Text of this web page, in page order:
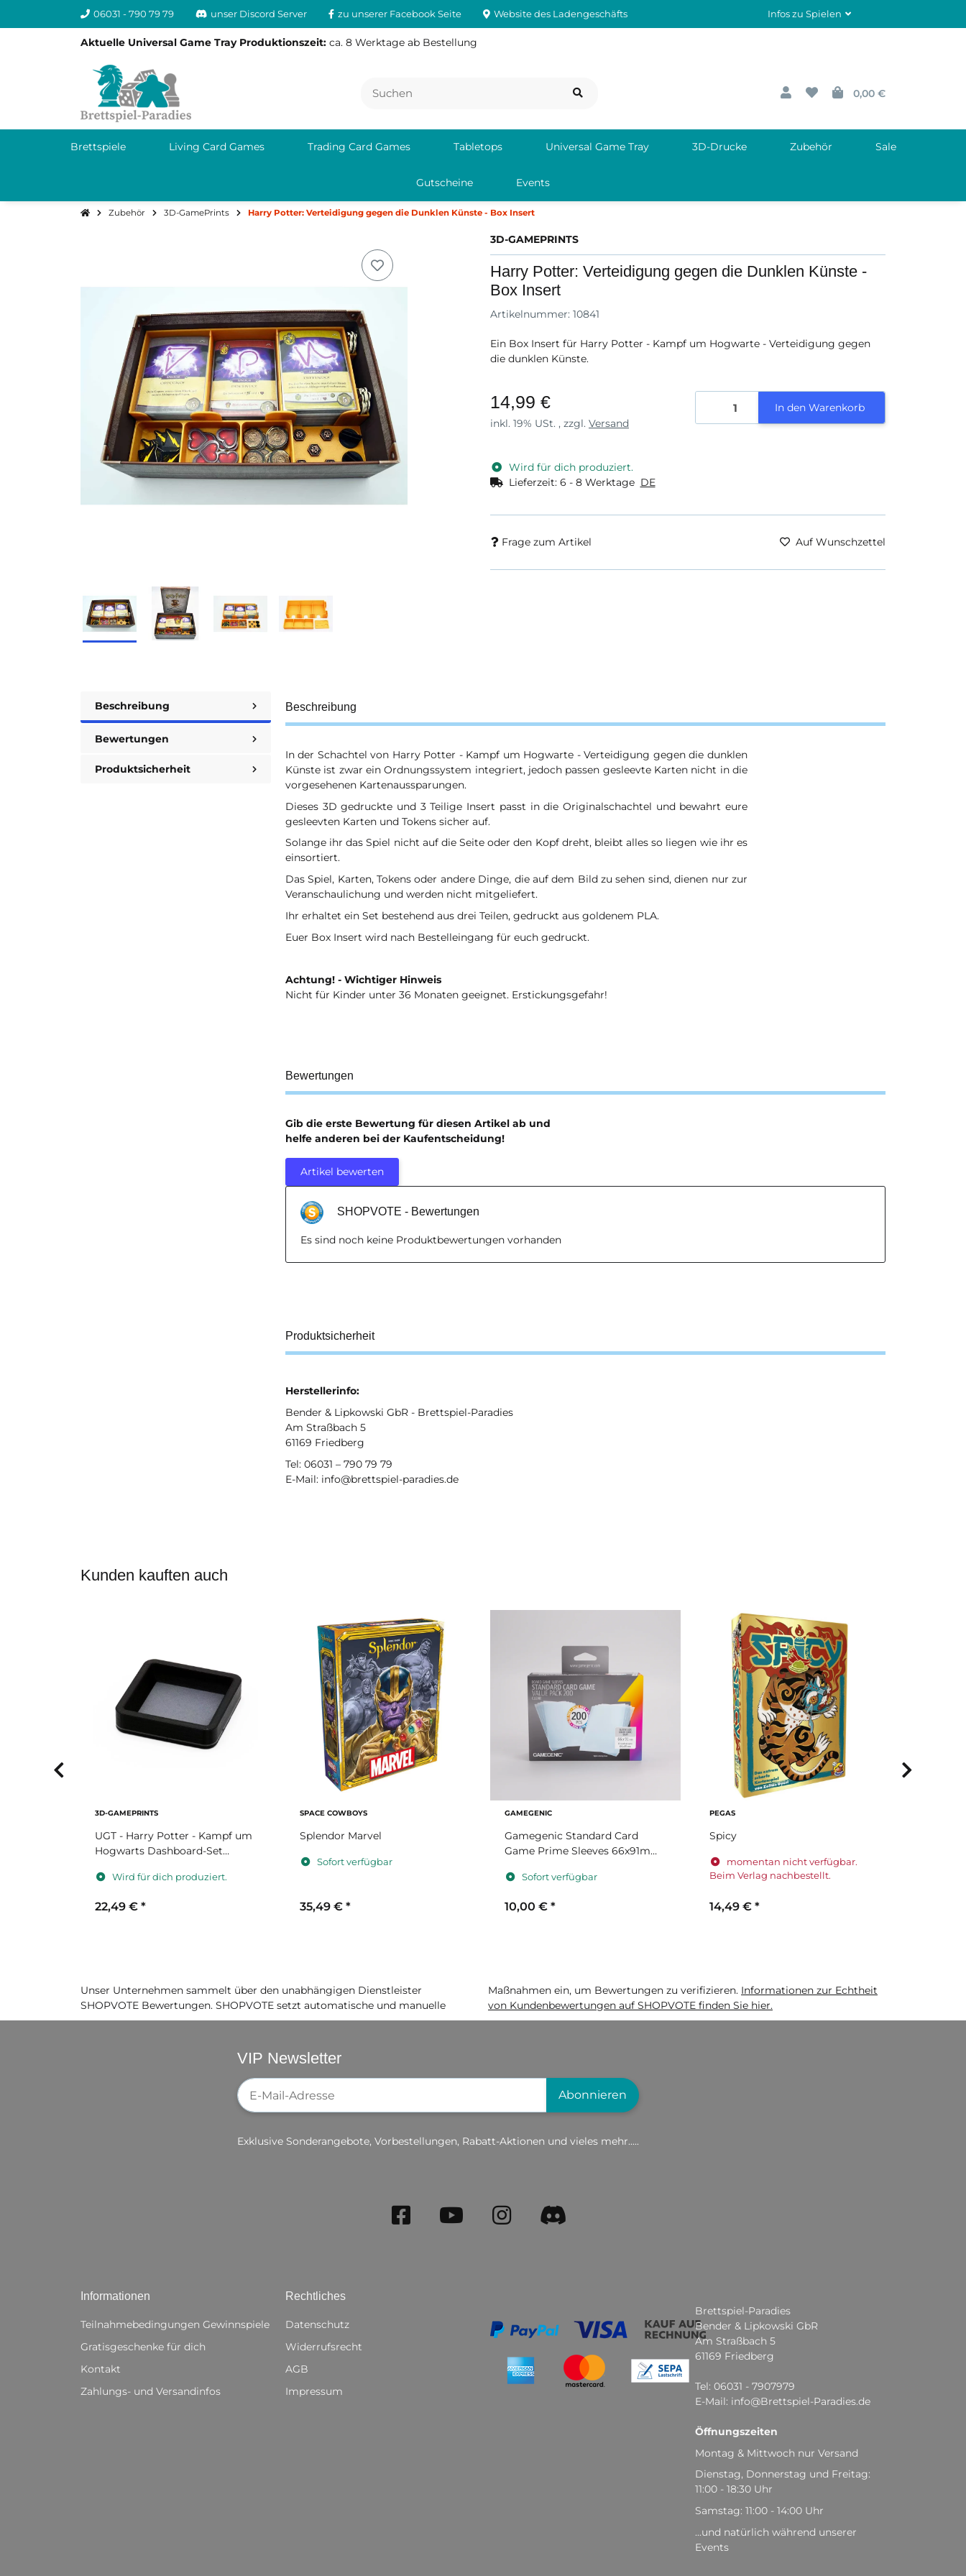
06031 - 790 79 79 unser Discord Server zu unserer Facebook Seite Website des Ladengeschäfts Infos zu Spielen
Aktuelle Universal Game Tray Produktionszeit: ca. 8 Werktage ab Bestellung
0,00 €
Brettspiele Living Card Games Trading Card Games Tabletops Universal Game Tray 3D-Drucke Zubehör Sale
Gutscheine Events
Zubehör 3D-GamePrints Harry Potter: Verteidigung gegen die Dunklen Künste - Box Insert
3D-GAMEPRINTS
Harry Potter: Verteidigung gegen die Dunklen Künste -
Box Insert
Artikelnummer: 10841
Ein Box Insert für Harry Potter - Kampf um Hogwarte - Verteidigung gegen
die dunklen Künste.
14,99 €
inkl. 19% USt. , zzgl. Versand
Wird für dich produziert.
Lieferzeit: 6 - 8 Werktage DE
In den Warenkorb
Frage zum Artikel Auf Wunschzettel
Beschreibung
Bewertungen
Produktsicherheit
Beschreibung
In der Schachtel von Harry Potter - Kampf um Hogwarte - Verteidigung gegen die dunklen
Künste ist zwar ein Ordnungssystem integriert, jedoch passen gesleevte Karten nicht in die
vorgesehenen Kartenaussparungen.
Dieses 3D gedruckte und 3 Teilige Insert passt in die Originalschachtel und bewahrt eure
gesleevten Karten und Tokens sicher auf.
Solange ihr das Spiel nicht auf die Seite oder den Kopf dreht, bleibt alles so liegen wie ihr es
einsortiert.
Das Spiel, Karten, Tokens oder andere Dinge, die auf dem Bild zu sehen sind, dienen nur zur
Veranschaulichung und werden nicht mitgeliefert.
Ihr erhaltet ein Set bestehend aus drei Teilen, gedruckt aus goldenem PLA.
Euer Box Insert wird nach Bestelleingang für euch gedruckt.
Achtung! - Wichtiger Hinweis
Nicht für Kinder unter 36 Monaten geeignet. Erstickungsgefahr!
Bewertungen
Gib die erste Bewertung für diesen Artikel ab und
helfe anderen bei der Kaufentscheidung!
Artikel bewerten
SHOPVOTE - Bewertungen
Es sind noch keine Produktbewertungen vorhanden
Produktsicherheit
Herstellerinfo:
Bender & Lipkowski GbR - Brettspiel-Paradies
Am Straßbach 5
61169 Friedberg
Tel: 06031 – 790 79 79
E-Mail: info@brettspiel-paradies.de
Kunden kauften auch
3D-GAMEPRINTS
UGT - Harry Potter - Kampf um
Hogwarts Dashboard-Set
Wird für dich produziert.
22,49 € *
SPACE COWBOYS
Splendor Marvel
Sofort verfügbar
35,49 € *
GAMEGENIC
Gamegenic Standard Card
Game Prime Sleeves 66x91mm
Sofort verfügbar
10,00 € *
PEGAS
Spicy
momentan nicht verfügbar.
Beim Verlag nachbestellt.
14,49 € *
Unser Unternehmen sammelt über den unabhängigen Dienstleister
SHOPVOTE Bewertungen. SHOPVOTE setzt automatische und manuelle
Maßnahmen ein, um Bewertungen zu verifizieren. Informationen zur Echtheit
von Kundenbewertungen auf SHOPVOTE finden Sie hier.
VIP Newsletter
Newsletter-Registrierung
Abonnieren
Exklusive Sonderangebote, Vorbestellungen, Rabatt-Aktionen und vieles mehr.....
Informationen
Teilnahmebedingungen Gewinnspiele
Gratisgeschenke für dich
Kontakt
Zahlungs- und Versandinfos
Rechtliches
Datenschutz
Widerrufsrecht
AGB
Impressum
Brettspiel-Paradies
Bender & Lipkowski GbR
Am Straßbach 5
61169 Friedberg
Tel: 06031 - 7907979
E-Mail: info@Brettspiel-Paradies.de
Öffnungszeiten
Montag & Mittwoch nur Versand
Dienstag, Donnerstag und Freitag:
11:00 - 18:30 Uhr
Samstag: 11:00 - 14:00 Uhr
...und natürlich während unserer
Events